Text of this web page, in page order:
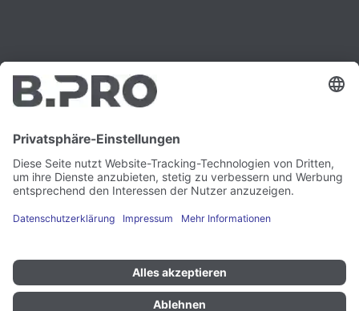
Impressum
Datenschutz
Schwachstellenmeldung
Karriere
Presse
Newsletter